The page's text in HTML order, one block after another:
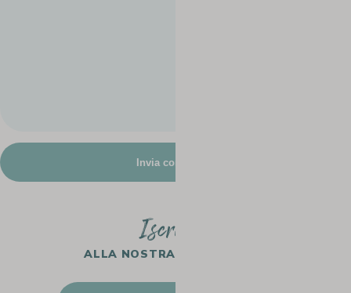
Iscriviti
ALLA NOSTRA NEWSLETTER